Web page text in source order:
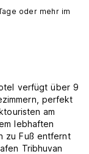
oder mehr im
verfügt über 9
perfekt
am
lebhaften
zu Fuß entfernt
Tribhuvan